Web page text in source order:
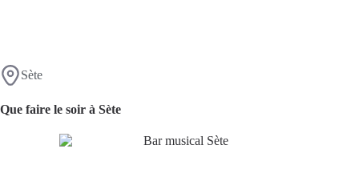
Sète
Que faire le soir à Sète